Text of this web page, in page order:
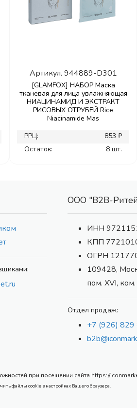
Артикул. 944889-D301
[GLAMFOX] НАБОР Маска
тканевая для лица увлажняющая
НИАЦИНАМИД И ЭКСТРАКТ
РИСОВЫХ ОТРУБЕЙ Rice
Niacinamide Mas
РРЦ:
853 ₽
Остаток:
8 шт.
ООО "В2В-
ИНН
КПП
ОГРН
109428,
пом. XVI,
Отдел продаж:
+7 (926) 829
при посещении сайта https://
файлы cookie в настройках Вашего браузера.